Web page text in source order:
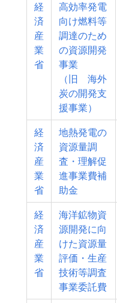
経
済
産
業
省
高効率発電
向け燃料等
調達のため
の資源開発
事業
（旧 海外
炭の開発支
援事業）
経
済
産
業
省
地熱発電の
資源量調
査・理解促
進事業費補
助金
経
済
産
業
省
海洋鉱物資
源開発に向
けた資源量
評価・生産
技術等調査
事業委託費